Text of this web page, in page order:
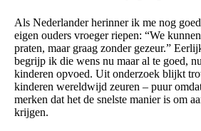
Als Nederlander herinner ik me nog
eigen ouders vroeger riepen: “We
praten, maar graag zonder gezeur.”
begrijp ik die wens nu maar al te goed,
kinderen opvoed. Uit onderzoek blijkt
kinderen wereldwijd zeuren – puur
merken dat het de snelste manier is om
krijgen.